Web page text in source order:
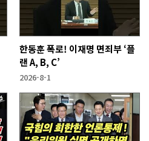
한동훈 폭로! 이재명 면죄부 ‘플
랜 A, B, C’
2026-8-1